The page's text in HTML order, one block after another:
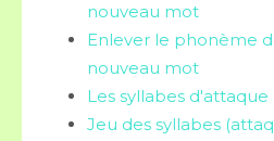
nouveau mot
Enlever le phonème
nouveau mot
Les syllabes d'attaque
Jeu des syllabes